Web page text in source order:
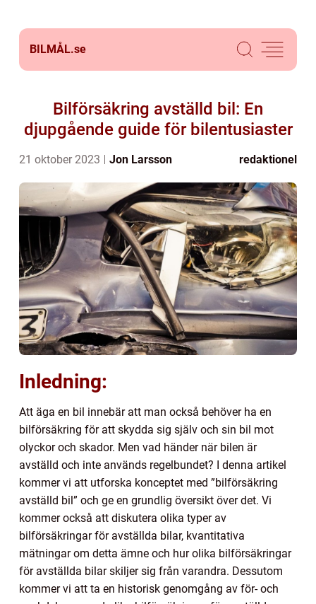
BILMÅL.se
Bilförsäkring avställd bil: En
djupgående guide för bilentusiaster
21 oktober 2023 Jon Larsson redaktionel
Inledning:
Att äga en bil innebär att man också behöver ha en
bilförsäkring för att skydda sig själv och sin bil mot
olyckor och skador. Men vad händer när bilen är
avställd och inte används regelbundet? I denna artikel
kommer vi att utforska konceptet med ”bilförsäkring
avställd bil” och ge en grundlig översikt över det. Vi
kommer också att diskutera olika typer av
bilförsäkringar för avställda bilar, kvantitativa
mätningar om detta ämne och hur olika bilförsäkringar
för avställda bilar skiljer sig från varandra. Dessutom
kommer vi att ta en historisk genomgång av för- och